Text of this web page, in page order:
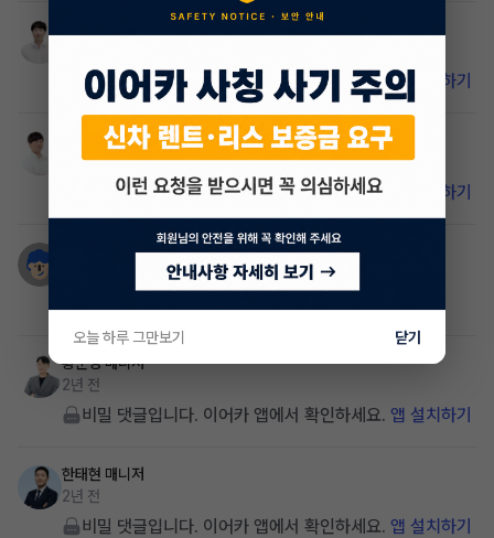
비밀 댓글입니다. 이어카 앱에서 확인하세요. 앱 설치하기
매니저
2년 전
비밀 댓글입니다. 이어카 앱에서 확인하세요. 앱 설치하기
황준영매니저
2년 전
비밀 댓글입니다. 이어카 앱에서 확인하세요. 앱 설치하기
한태현 매니저
2년 전
비밀 댓글입니다. 이어카 앱에서 확인하세요. 앱 설치하기
오늘 하루 그만보기 닫기